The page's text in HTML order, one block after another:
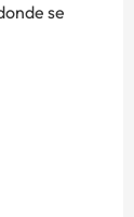
se